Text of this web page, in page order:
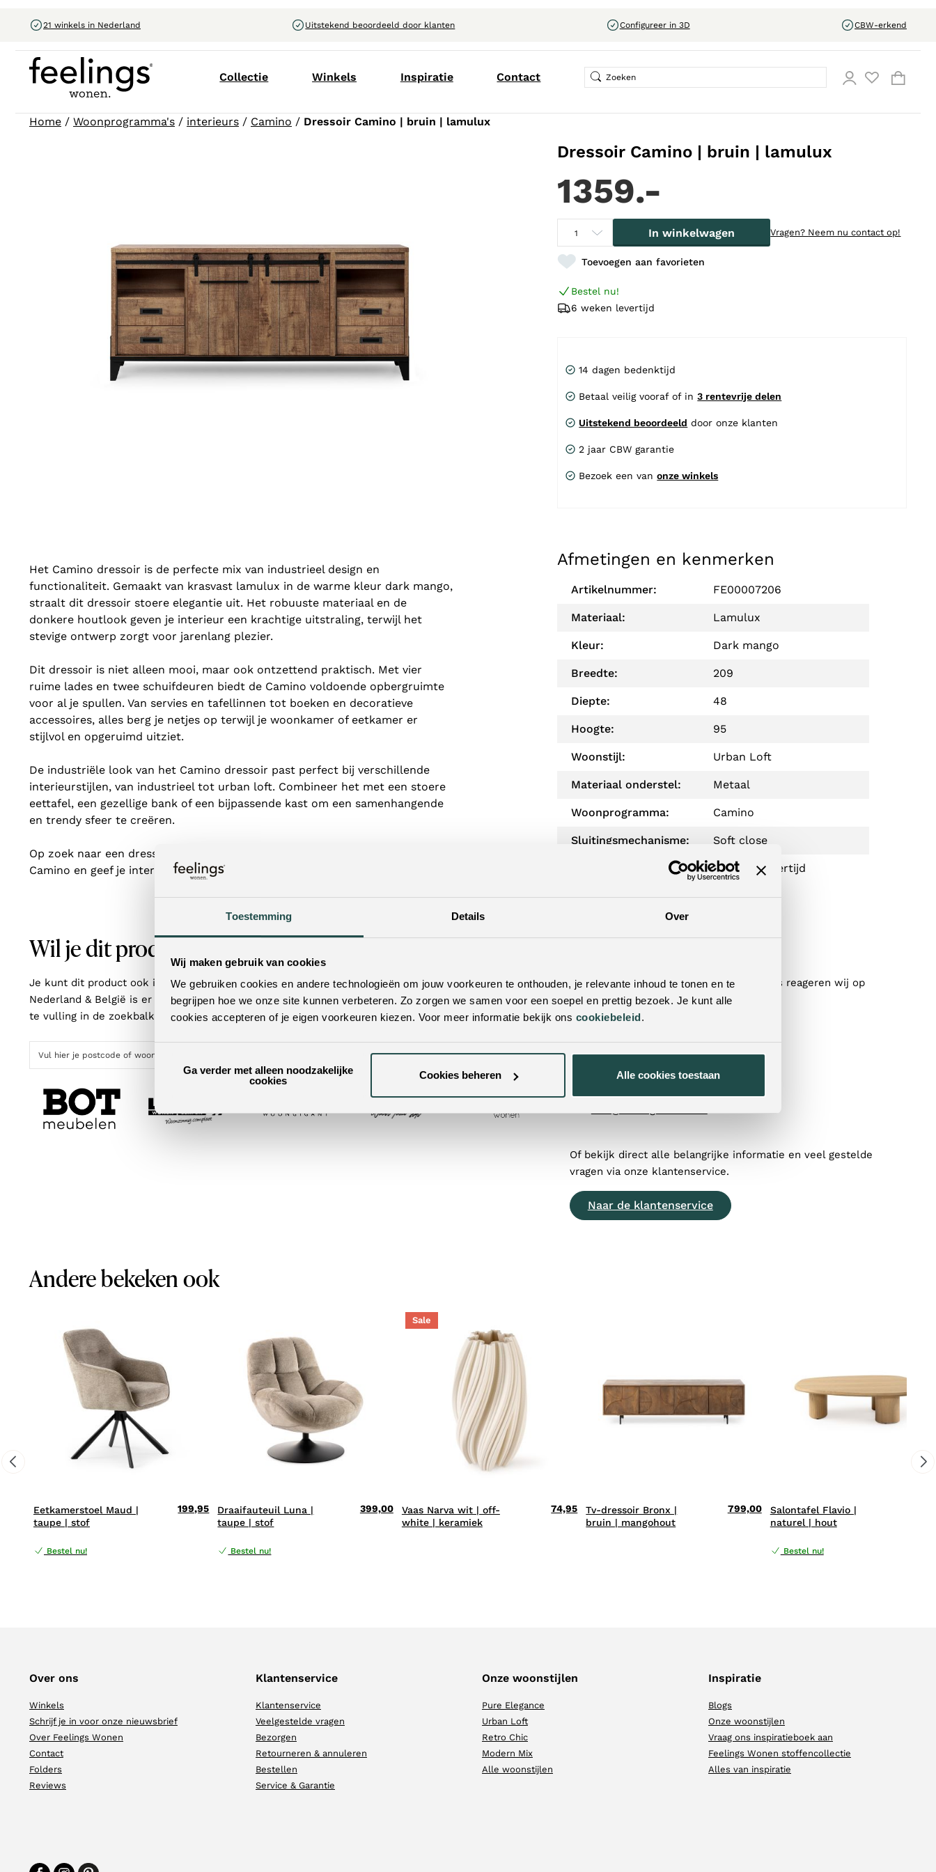
Toestemming Details Over
Wij maken gebruik van cookies
We gebruiken cookies en andere technologieën om jouw voorkeuren te onthouden, je relevante inhoud te tonen en te
begrijpen hoe we onze site kunnen verbeteren. Zo zorgen we samen voor een soepel en prettig bezoek. Je kunt alle
cookies accepteren of je eigen voorkeuren kiezen. Voor meer informatie bekijk ons cookiebeleid.
Ga verder met alleen noodzakelijke
cookies
Cookies beheren Alle cookies toestaan
21 winkels in Nederland Uitstekend beoordeeld door klanten Configureer in 3D CBW-erkend
Collectie Winkels Inspiratie Contact
Home / Woonprogramma's / interieurs / Camino / Dressoir Camino | bruin | lamulux
Dressoir Camino | bruin | lamulux
1359.-
In winkelwagen Vragen? Neem nu contact op!
Toevoegen aan favorieten
Bestel nu!
6 weken levertijd
14 dagen bedenktijd
Betaal veilig vooraf of in3 rentevrije delen
Uitstekend beoordeeld door onze klanten
2 jaar CBW garantie
Bezoek een vanonze winkels
Het Camino dressoir is de perfecte mix van industrieel design en
functionaliteit. Gemaakt van krasvast lamulux in de warme kleur dark mango,
straalt dit dressoir stoere elegantie uit. Het robuuste materiaal en de
donkere houtlook geven je interieur een krachtige uitstraling, terwijl het
stevige ontwerp zorgt voor jarenlang plezier.
Dit dressoir is niet alleen mooi, maar ook ontzettend praktisch. Met vier
ruime lades en twee schuifdeuren biedt de Camino voldoende opbergruimte
voor al je spullen. Van servies en tafellinnen tot boeken en decoratieve
accessoires, alles berg je netjes op terwijl je woonkamer of eetkamer er
stijlvol en opgeruimd uitziet.
De industriële look van het Camino dressoir past perfect bij verschillende
interieurstijlen, van industrieel tot urban loft. Combineer het met een stoere
eettafel, een gezellige bank of een bijpassende kast om een samenhangende
en trendy sfeer te creëren.
Op zoek naar een dressoir dat zowel praktisch als stijlvol is? Kies voor de
Camino en geef je interieur een stoere upgrade!
Afmetingen en kenmerken
Artikelnummer: FE00007206
Materiaal: Lamulux
Kleur: Dark mango
Breedte: 209
Diepte: 48
Hoogte: 95
Woonstijl: Urban Loft
Materiaal onderstel: Metaal
Woonprogramma: Camino
Sluitingsmechanisme: Soft close
6 weken levertijd
Wil je dit product in het echt zien?
Je kunt dit product ook in een van onze woonwinkels bekijken. Met vestigingen door heel
Nederland & België is er altijd een winkel bij jou in de buurt! Door je postcode of woonplaats in
te vulling in de zoekbalk, vind je met één klik de dichtstbijzijnde winkels.
Twijfel je nog?
Neem dan contact met ons op! Doorgaans reageren wij op
werkdagen binnen 24 uur op al je vragen.
+31 (0)77 320 1838
Of bekijk direct alle belangrijke informatie en veel gestelde
vragen via onze klantenservice.
Naar de klantenservice
Andere bekeken ook
Eetkamerstoel Maud |
taupe | stof
199,95
Bestel nu!
Draaifauteuil Luna |
taupe | stof
399,00
Bestel nu!
Sale
Vaas Narva wit | off-
white | keramiek
74,95
Tv-dressoir Bronx |
bruin | mangohout
799,00
Salontafel Flavio |
naturel | hout
Bestel nu!
Over ons
Winkels
Schrijf je in voor onze nieuwsbrief
Over Feelings Wonen
Contact
Folders
Reviews
Klantenservice
Klantenservice
Veelgestelde vragen
Bezorgen
Retourneren & annuleren
Bestellen
Service & Garantie
Onze woonstijlen
Pure Elegance
Urban Loft
Retro Chic
Modern Mix
Alle woonstijlen
Inspiratie
Blogs
Onze woonstijlen
Vraag ons inspiratieboek aan
Feelings Wonen stoffencollectie
Alles van inspiratie